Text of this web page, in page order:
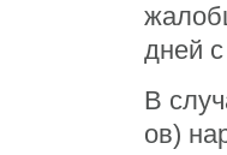
дней
В
ов)